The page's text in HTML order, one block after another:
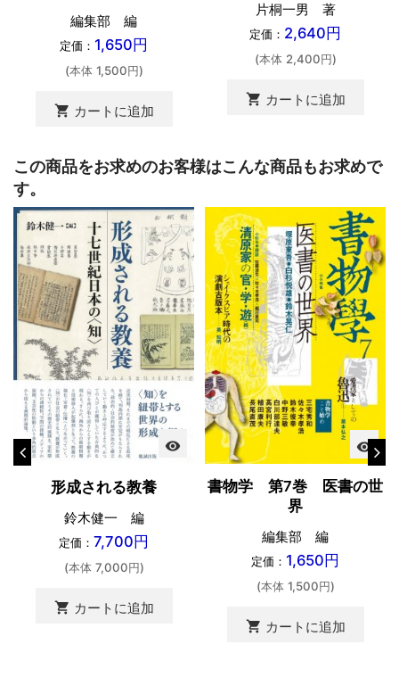
編集部 編
定価： 1,650円
(本体 1,500円)
shopping_cart カートに追加
片桐一男 著
定価： 2,640円
(本体 2,400円)
shopping_cart カートに追加
この商品をお求めのお客様はこんな商品もお求めで
す。
visibility
形成される教養
鈴木健一 編
定価： 7,700円
(本体 7,000円)
shopping_cart カートに追加
visibility
書物学 第7巻 医書の世
界
編集部 編
定価： 1,650円
(本体 1,500円)
shopping_cart カートに追加